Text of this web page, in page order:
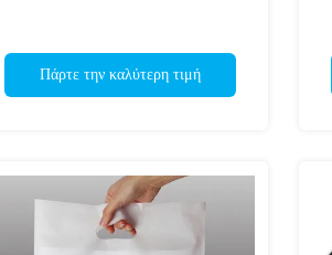
Πάρτε την καλύτερη τιμή